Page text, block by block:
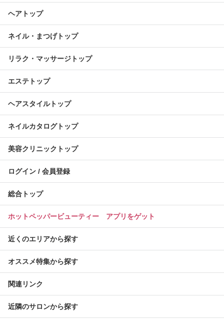
ヘアトップ
ネイル・まつげトップ
リラク・マッサージトップ
エステトップ
ヘアスタイルトップ
ネイルカタログトップ
美容クリニックトップ
ログイン / 会員登録
総合トップ
ホットペッパービューティー アプリをゲット
近くのエリアから探す
オススメ特集から探す
関連リンク
近隣のサロンから探す